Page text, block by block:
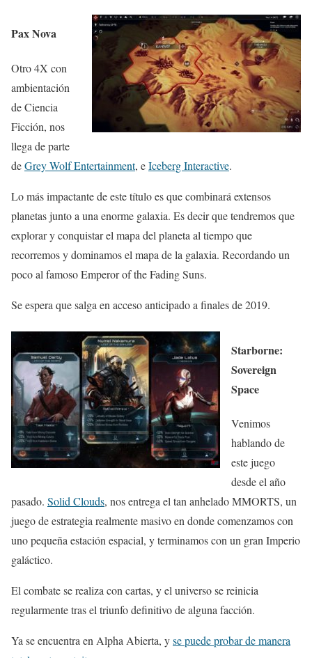
Pax Nova
Otro 4X con
ambientación
de Ciencia
Ficción, nos
llega de parte
deGrey Wolf Entertainment, eIceberg Interactive.
Lo más impactante de este título es que combinará extensos
planetas junto a una enorme galaxia. Es decir que tendremos que
explorar y conquistar el mapa del planeta al tiempo que
recorremos y dominamos el mapa de la galaxia. Recordando un
poco al famoso Emperor of the Fading Suns.
Se espera que salga en acceso anticipado a finales de 2019.
Starborne:
Sovereign
Space
Venimos
hablando de
este juego
desde el año
pasado. Solid Clouds, nos entrega el tan anhelado MMORTS, un
juego de estrategia realmente masivo en donde comenzamos con
uno pequeña estación espacial, y terminamos con un gran Imperio
galáctico.
El combate se realiza con cartas, y el universo se reinicia
regularmente tras el triunfo definitivo de alguna facción.
Ya se encuentra en Alpha Abierta, yse puede probar de manera